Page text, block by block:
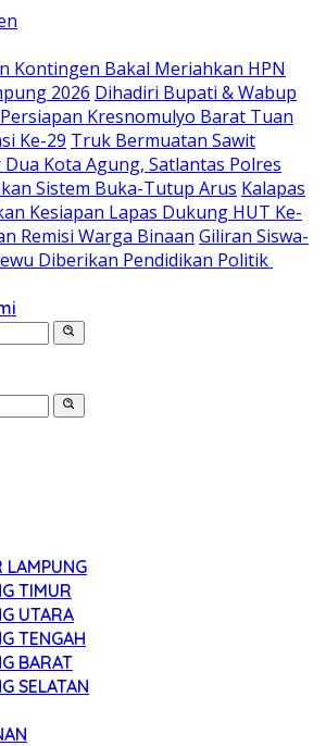
Kontingen Bakal Meriahkan HPN
2026 Dihadiri Bupati & Wabup
Kresnomulyo Barat Tuan
Ke-29 Truk Bermuatan Sawit
Dua Kota Agung, Satlantas Polres
Sistem Buka-Tutup Arus Kalapas
Kesiapan Lapas Dukung HUT Ke-
Remisi Warga Binaan Giliran Siswa-
Diberikan Pendidikan Politik
LAMPUNG
TIMUR
UTARA
TENGAH
BARAT
SELATAN